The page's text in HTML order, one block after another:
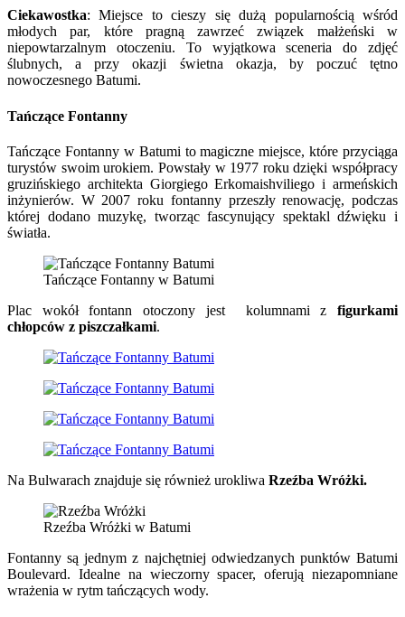
Ciekawostka: Miejsce to cieszy się dużą popularnością wśród
młodych par, które pragną zawrzeć związek małżeński w
niepowtarzalnym otoczeniu. To wyjątkowa sceneria do zdjęć
ślubnych, a przy okazji świetna okazja, by poczuć tętno
nowoczesnego Batumi.
Tańczące Fontanny
Tańczące Fontanny w Batumi to magiczne miejsce, które przyciąga
turystów swoim urokiem. Powstały w 1977 roku dzięki współpracy
gruzińskiego architekta Giorgiego Erkomaishviliego i armeńskich
inżynierów. W 2007 roku fontanny przeszły renowację, podczas
której dodano muzykę, tworząc fascynujący spektakl dźwięku i
światła.
Tańczące Fontanny w Batumi
Plac wokół fontann otoczony jest kolumnami z figurkami
chłopców z piszczałkami.
Na Bulwarach znajduje się również urokliwa Rzeźba Wróżki.
Rzeźba Wróżki w Batumi
Fontanny są jednym z najchętniej odwiedzanych punktów Batumi
Boulevard. Idealne na wieczorny spacer, oferują niezapomniane
wrażenia w rytm tańczących wody.